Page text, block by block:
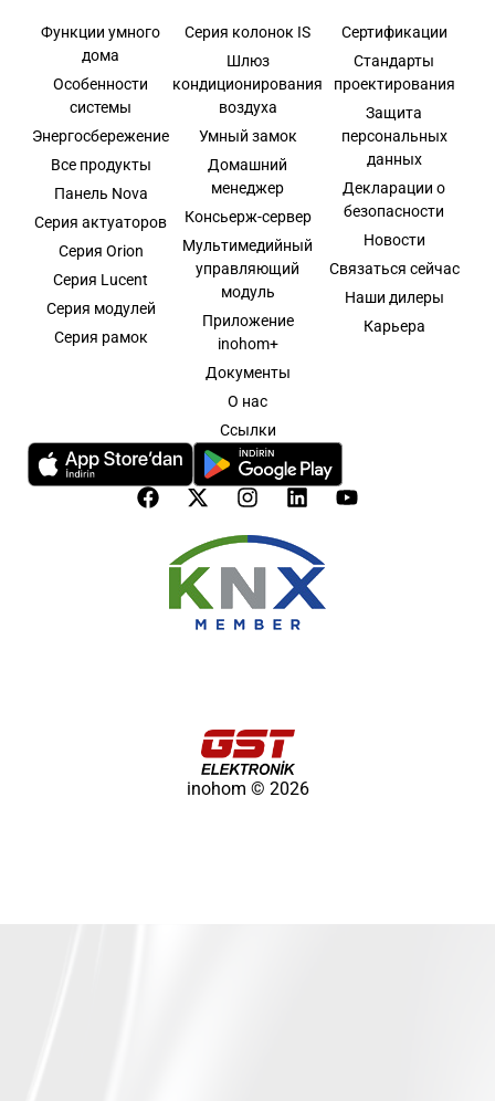
Функции умного
дома
Особенности
системы
Энергосбережение
Все продукты
Панель Nova
Серия актуаторов
Серия Orion
Серия Lucent
Серия модулей
Серия рамок
Серия колонок IS
Шлюз
кондиционирования
воздуха
Умный замок
Домашний
менеджер
Консьерж-сервер
Мультимедийный
управляющий
модуль
Приложение
inohom+
Документы
О нас
Ссылки
Сертификации
Стандарты
проектирования
Защита
персональных
данных
Декларации о
безопасности
Новости
Связаться сейчас
Наши дилеры
Карьера
inohom © 2026